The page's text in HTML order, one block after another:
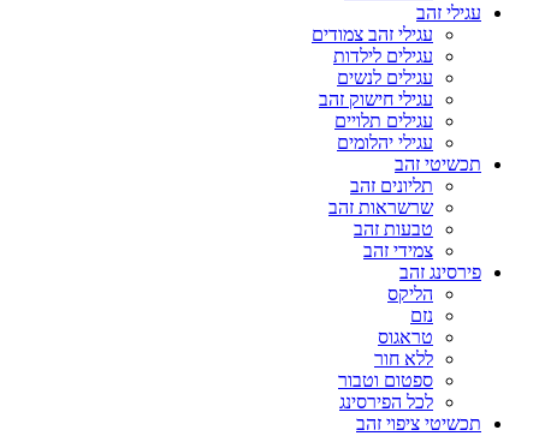
עגילי זהב
עגילי זהב צמודים
עגילים לילדות
עגילים לנשים
עגילי חישוק זהב
עגילים תלויים
עגילי יהלומים
תכשיטי זהב
תליונים זהב
שרשראות זהב
טבעות זהב
צמידי זהב
פירסינג זהב
הליקס
נזם
טראגוס
ללא חור
ספטום וטבור
לכל הפירסינג
תכשיטי ציפוי זהב